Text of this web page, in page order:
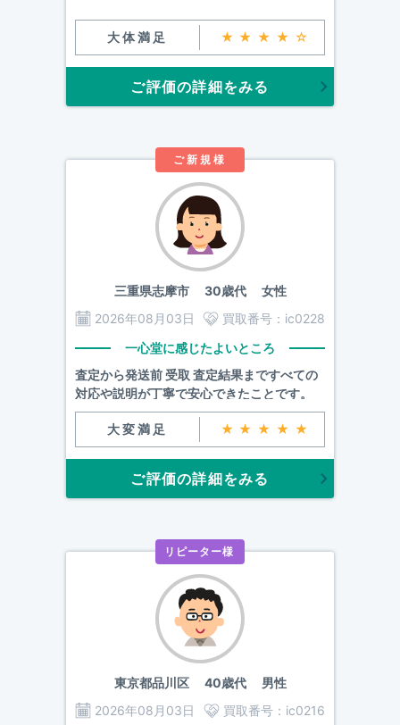
大体満足 ★★★★☆
ご評価の詳細をみる
ご新規様
三重県志摩市30歳代 女性
2026年08月03日
買取番号： ic0228
一心堂に感じたよいところ
査定から発送前 受取 査定結果まですべての
対応や説明が丁寧で安心できたことです。
大変満足 ★★★★★
ご評価の詳細をみる
リピーター様
東京都品川区40歳代 男性
2026年08月03日
買取番号： ic0216